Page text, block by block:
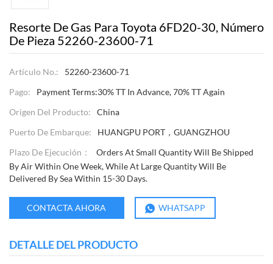
Resorte De Gas Para Toyota 6FD20-30, Número
De Pieza 52260-23600-71
Artículo No.:
52260-23600-71
Pago:
Payment Terms:30% TT In Advance, 70% TT Again
Origen Del Producto:
China
Puerto De Embarque:
HUANGPU PORT，GUANGZHOU
Plazo De Ejecución：
Orders At Small Quantity Will Be Shipped
By Air Within One Week, While At Large Quantity Will Be
Delivered By Sea Within 15-30 Days.
CONTACTA AHORA WHATSAPP
DETALLE DEL PRODUCTO